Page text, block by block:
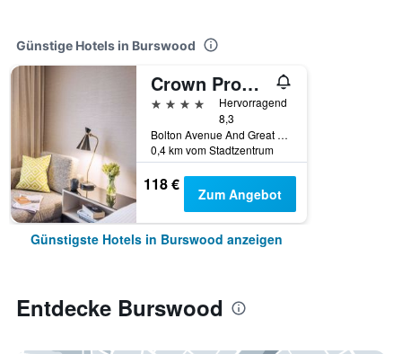
Günstige Hotels in Burswood
Crown Promenade Perth
4 Sterne
Hervorragend
8,3
Bolton Avenue And Great Eastern Highway, Burswood, WA, Australien
0,4 km vom Stadtzentrum
118 € Zum Angebot
Günstigste Hotels in Burswood anzeigen
Entdecke Burswood